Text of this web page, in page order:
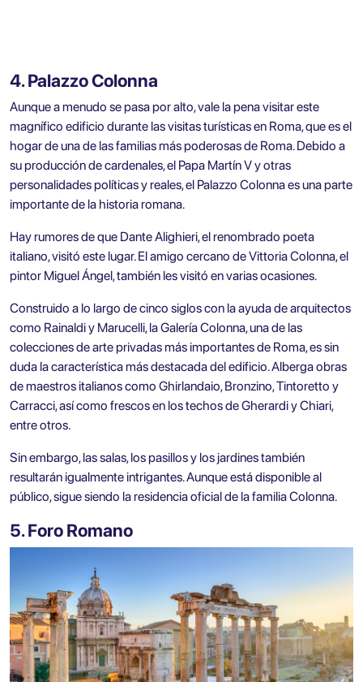
4. Palazzo Colonna
Aunque a menudo se pasa por alto, vale la pena visitar este
magnífico edificio durante las visitas turísticas en Roma, que es el
hogar de una de las familias más poderosas de Roma. Debido a
su producción de cardenales, el Papa Martín V y otras
personalidades políticas y reales, el Palazzo Colonna es una parte
importante de la historia romana.
Hay rumores de que Dante Alighieri, el renombrado poeta
italiano, visitó este lugar. El amigo cercano de Vittoria Colonna, el
pintor Miguel Ángel, también les visitó en varias ocasiones.
Construido a lo largo de cinco siglos con la ayuda de arquitectos
como Rainaldi y Marucelli, la Galería Colonna, una de las
colecciones de arte privadas más importantes de Roma, es sin
duda la característica más destacada del edificio. Alberga obras
de maestros italianos como Ghirlandaio, Bronzino, Tintoretto y
Carracci, así como frescos en los techos de Gherardi y Chiari,
entre otros.
Sin embargo, las salas, los pasillos y los jardines también
resultarán igualmente intrigantes. Aunque está disponible al
público, sigue siendo la residencia oficial de la familia Colonna.
5. Foro Romano